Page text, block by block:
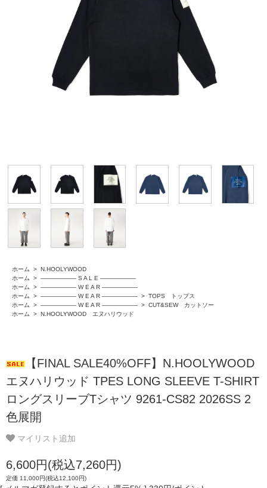
ホーム > N.HOOLYWOOD
ホーム
> ―――――― S A L E ――――――
ホーム
> ―――――― W E A R ――――――
ホーム
> ―――――― W E A R ―――――― > TOPS トップス
ホーム
> ―――――― W E A R ―――――― > CUT&SEW カットソー
ホーム
> N.HOOLYWOOD エヌハリウッド
【FINAL SALE40%OFF】N.HOOLYWOOD
エヌハリウッド TPES LONG SLEEVE T-SHIRT
ロングスリーブTシャツ 9261-CS82 2026SS 2
色展開
マイリスト追加
6,600円(税込7,260円)
定価 11,000円(税込12,100円)